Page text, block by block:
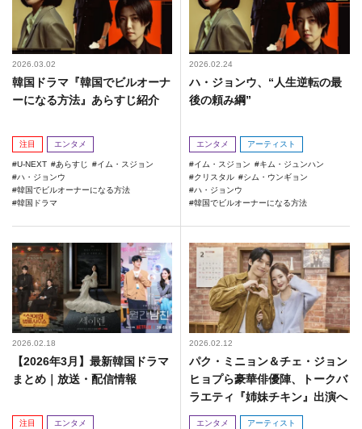
2026.03.02
韓国ドラマ『韓国でビルオーナ
ーになる方法』あらすじ紹介
注目 エンタメ
U-NEXT あらすじ
イム・スジョン
ハ・ジョンウ
韓国でビルオーナーになる方法
韓国ドラマ
2026.02.24
ハ・ジョンウ、“人生逆転の最
後の頼み綱”
エンタメ アーティスト
イム・スジョン
キム・ジュンハン
クリスタル
シム・ウンギョン
ハ・ジョンウ
韓国でビルオーナーになる方法
2026.02.18
【2026年3月】最新韓国ドラマ
まとめ｜放送・配信情報
注目 エンタメ
2026.02.12
パク・ミニョン＆チェ・ジョン
ヒョプら豪華俳優陣、トークバ
ラエティ『姉妹チキン』出演へ
エンタメ アーティスト